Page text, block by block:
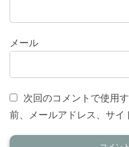
メール
次回のコメントで使用
前、メールアドレス、サイ